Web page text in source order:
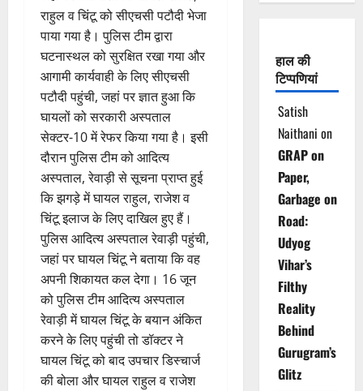
राहुल व चिंटू को सीएचसी पटौदी भेजा
पाया गया है। पुलिस टीम द्वारा
घटनास्थल को सुरक्षित रखा गया और
आगामी कार्यवाही के लिए सीएचसी
पटौदी पहुंची, जहां पर ज्ञात हुआ कि
घायलों को सरकारी अस्पताल
सेक्टर-10 में रेफर किया गया है। इसी
दौरान पुलिस टीम को आदित्य
अस्पताल, रेवाड़ी से सूचना प्राप्त हुई
कि झगड़े में घायल राहुल, राजेश व
चिंटू इलाज के लिए दाखिल हुए हैं।
पुलिस आदित्य अस्पताल रेवाड़ी पहुंची,
जहां पर घायल चिंटू ने बताया कि वह
अपनी शिकायत कल देगा। 16 जून
को पुलिस टीम आदित्य अस्पताल
रेवाड़ी में घायल चिंटू के बयान अंकित
करने के लिए पहुंची तो डॉक्टर ने
घायल चिंटू को बाद उपचार डिस्चार्ज
की बोला और घायल राहुल व राजेश
हाल की
टिप्पणियां
Satish
Naithani on
GRAP on
Paper,
Garbage on
Road:
Udyog
Vihar’s
Filthy
Reality
Behind
Gurugram’s
Glitz